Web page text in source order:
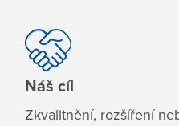
Náš cíl
Zkvalitnění, rozšíření